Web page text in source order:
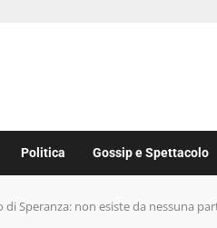
Politica Gossip e Spettacolo
di Speranza: non esiste da nessuna